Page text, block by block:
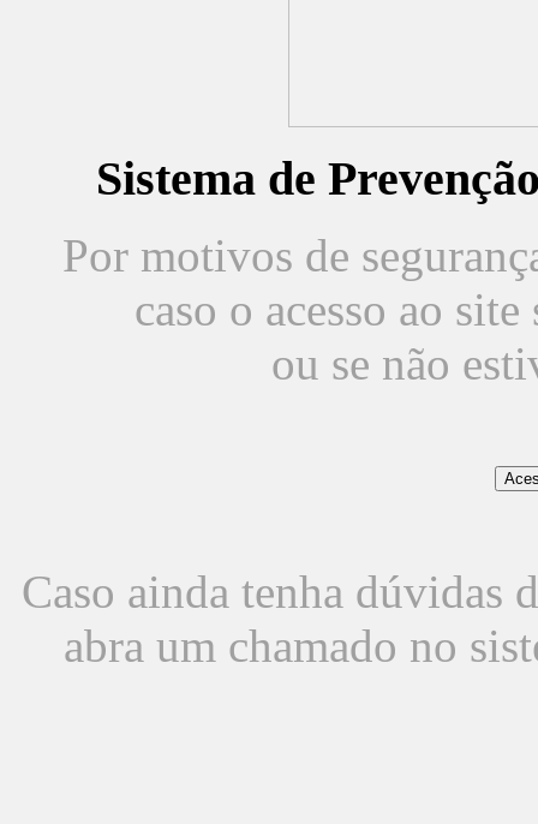
Sistema de
Por motivos de
caso o acesso ao
ou se não
Caso ainda tenha dúvidas
abra um chamado no